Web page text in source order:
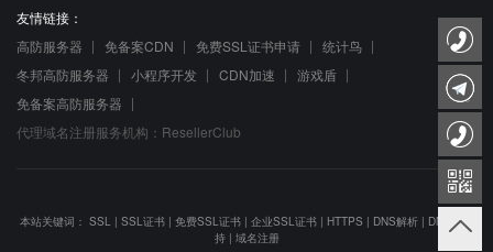
友情链接：
高防服务器
免备案CDN 免费SSL证书申请
统计鸟
冬邦高防服务器
小程序开发 CDN加速
游戏盾
免备案高防服务器
代理域名注册服务机构：ResellerClub
本站关键词： SSL | SSL证书 | 免费SSL证书 | 企业SSL证书 | HTTPS | DNS解析 | DNS防劫
持| 域名注册